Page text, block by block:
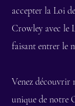
accepter la Loi
Crowley avec le
faisant entrer le
Venez
unique de notre